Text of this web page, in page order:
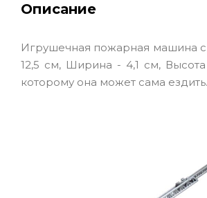
Описание
Игрушечная пожарная машина с
12,5 см, Ширина - 4,1 см,
которому она может сама